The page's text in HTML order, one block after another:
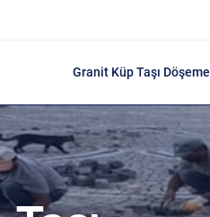
Granit Küp Taşı Döşeme